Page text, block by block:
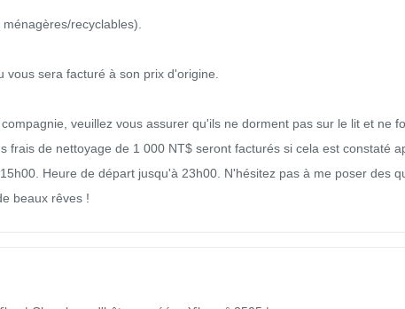
recyclables).
sera facturé à son prix d'origine.
veuillez vous assurer qu'ils ne dorment pas sur le lit et ne
frais de nettoyage de 1 000 NT$ seront facturés si cela est constaté
Heure de départ jusqu'à 23h00. N'hésitez pas à me poser des
beaux rêves !